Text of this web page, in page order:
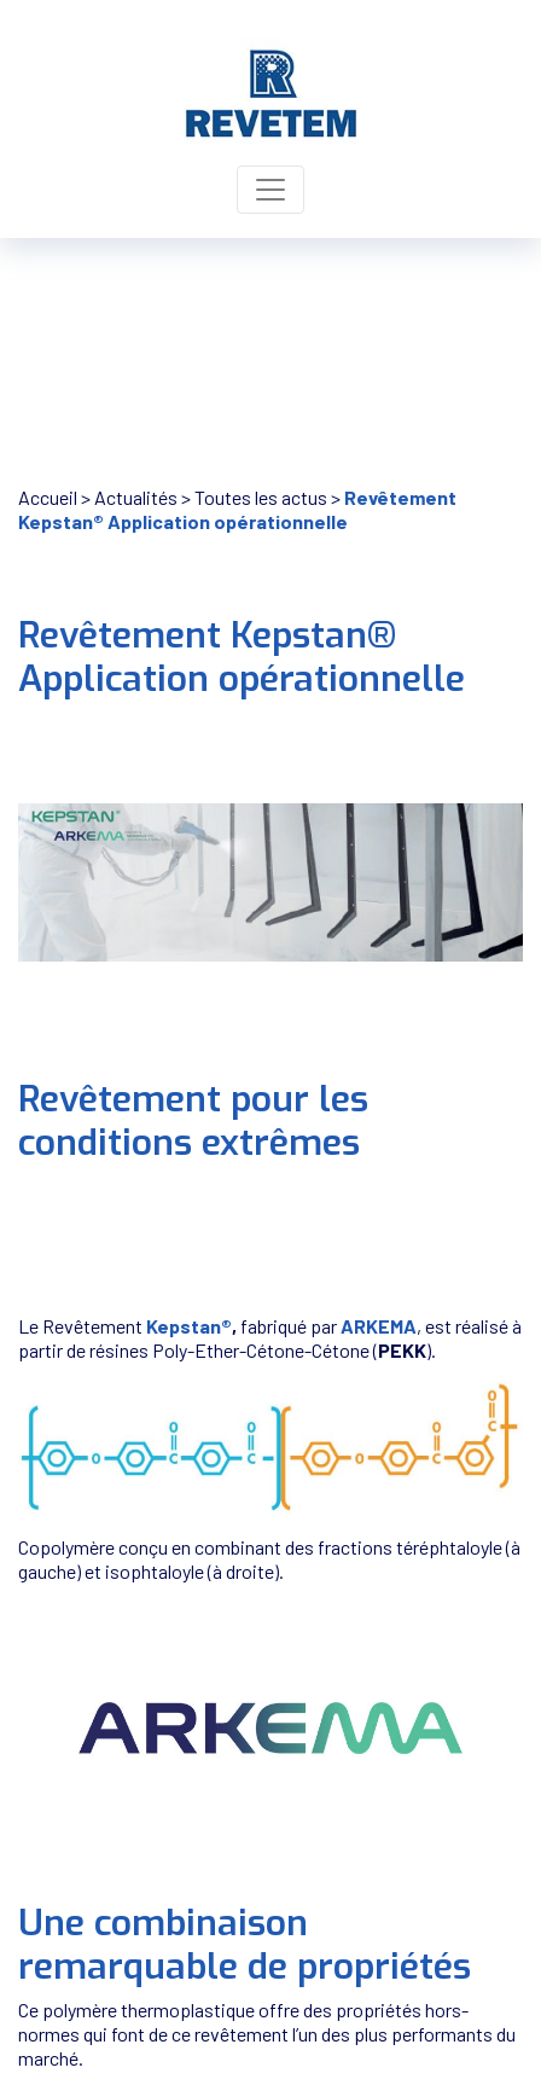
Accueil > Actualités >Toutes les actus > Revêtement
Kepstan® Application opérationnelle
Revêtement Kepstan®
Application opérationnelle
Revêtement pour les
conditions extrêmes
Le Revêtement Kepstan®, fabriqué parARKEMA, est réalisé à
partir de résines Poly-Ether-Cétone-Cétone (PEKK).
Copolymère conçu en combinant des fractions téréphtaloyle (à
gauche) et isophtaloyle (à droite).
Une combinaison
remarquable de propriétés
Ce polymère thermoplastique offre des propriétés hors-
normes qui font de ce revêtement l’un des plus performants du
marché.